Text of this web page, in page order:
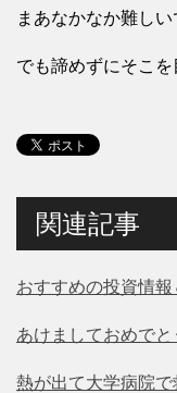
まあなかなか難しい
でも諦めずにそこを
関連記事
おすすめの投資情報
あけましておめでと
熱が出て大学病院で